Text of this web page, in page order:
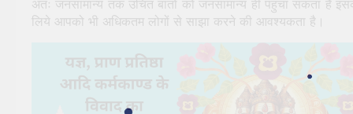
अतः जनसामान्य तक उचित बातों को जनसामान्य ही पहुंचा सकता है
लिये आपको भी अधिकतम लोगों से साझा करने की आवश्यकता है।